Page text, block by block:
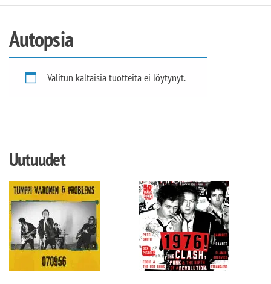
Autopsia
Valitun kaltaisia tuotteita ei löytynyt.
Uutuudet